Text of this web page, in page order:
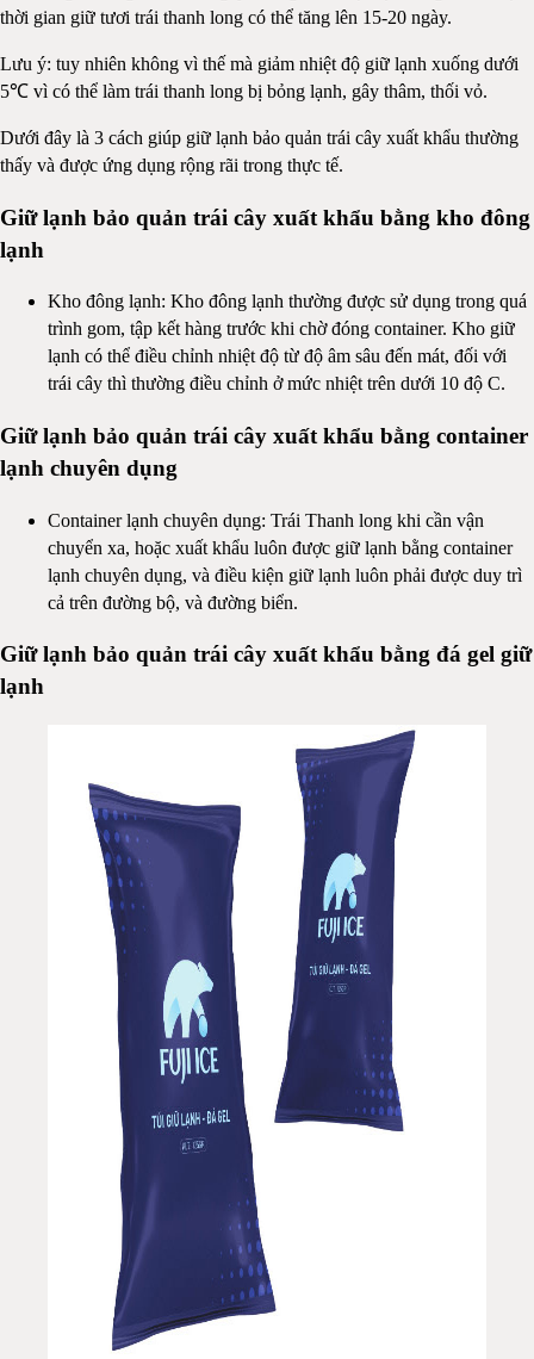
thời gian giữ tươi trái thanh long có thể tăng lên 15-20 ngày.
Lưu ý: tuy nhiên không vì thế mà giảm nhiệt độ giữ lạnh xuống dưới
5℃ vì có thể làm trái thanh long bị bỏng lạnh, gây thâm, thối vỏ.
Dưới đây là 3 cách giúp giữ lạnh bảo quản trái cây xuất khẩu thường
thấy và được ứng dụng rộng rãi trong thực tế.
Giữ lạnh bảo quản trái cây xuất khẩu bằng kho đông
lạnh
Kho đông lạnh: Kho đông lạnh thường được sử dụng trong quá
trình gom, tập kết hàng trước khi chờ đóng container. Kho giữ
lạnh có thể điều chỉnh nhiệt độ từ độ âm sâu đến mát, đối với
trái cây thì thường điều chỉnh ở mức nhiệt trên dưới 10 độ C.
Giữ lạnh bảo quản trái cây xuất khẩu bằng container
lạnh chuyên dụng
Container lạnh chuyên dụng: Trái Thanh long khi cần vận
chuyển xa, hoặc xuất khẩu luôn được giữ lạnh bằng container
lạnh chuyên dụng, và điều kiện giữ lạnh luôn phải được duy trì
cả trên đường bộ, và đường biển.
Giữ lạnh bảo quản trái cây xuất khẩu bằng đá gel giữ
lạnh